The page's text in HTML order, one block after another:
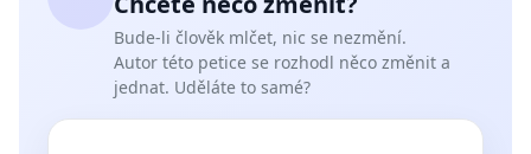
Bude-li člověk mlčet, nic se nezmění.
Autor této petice se rozhodl něco změnit a
jednat. Uděláte to samé?